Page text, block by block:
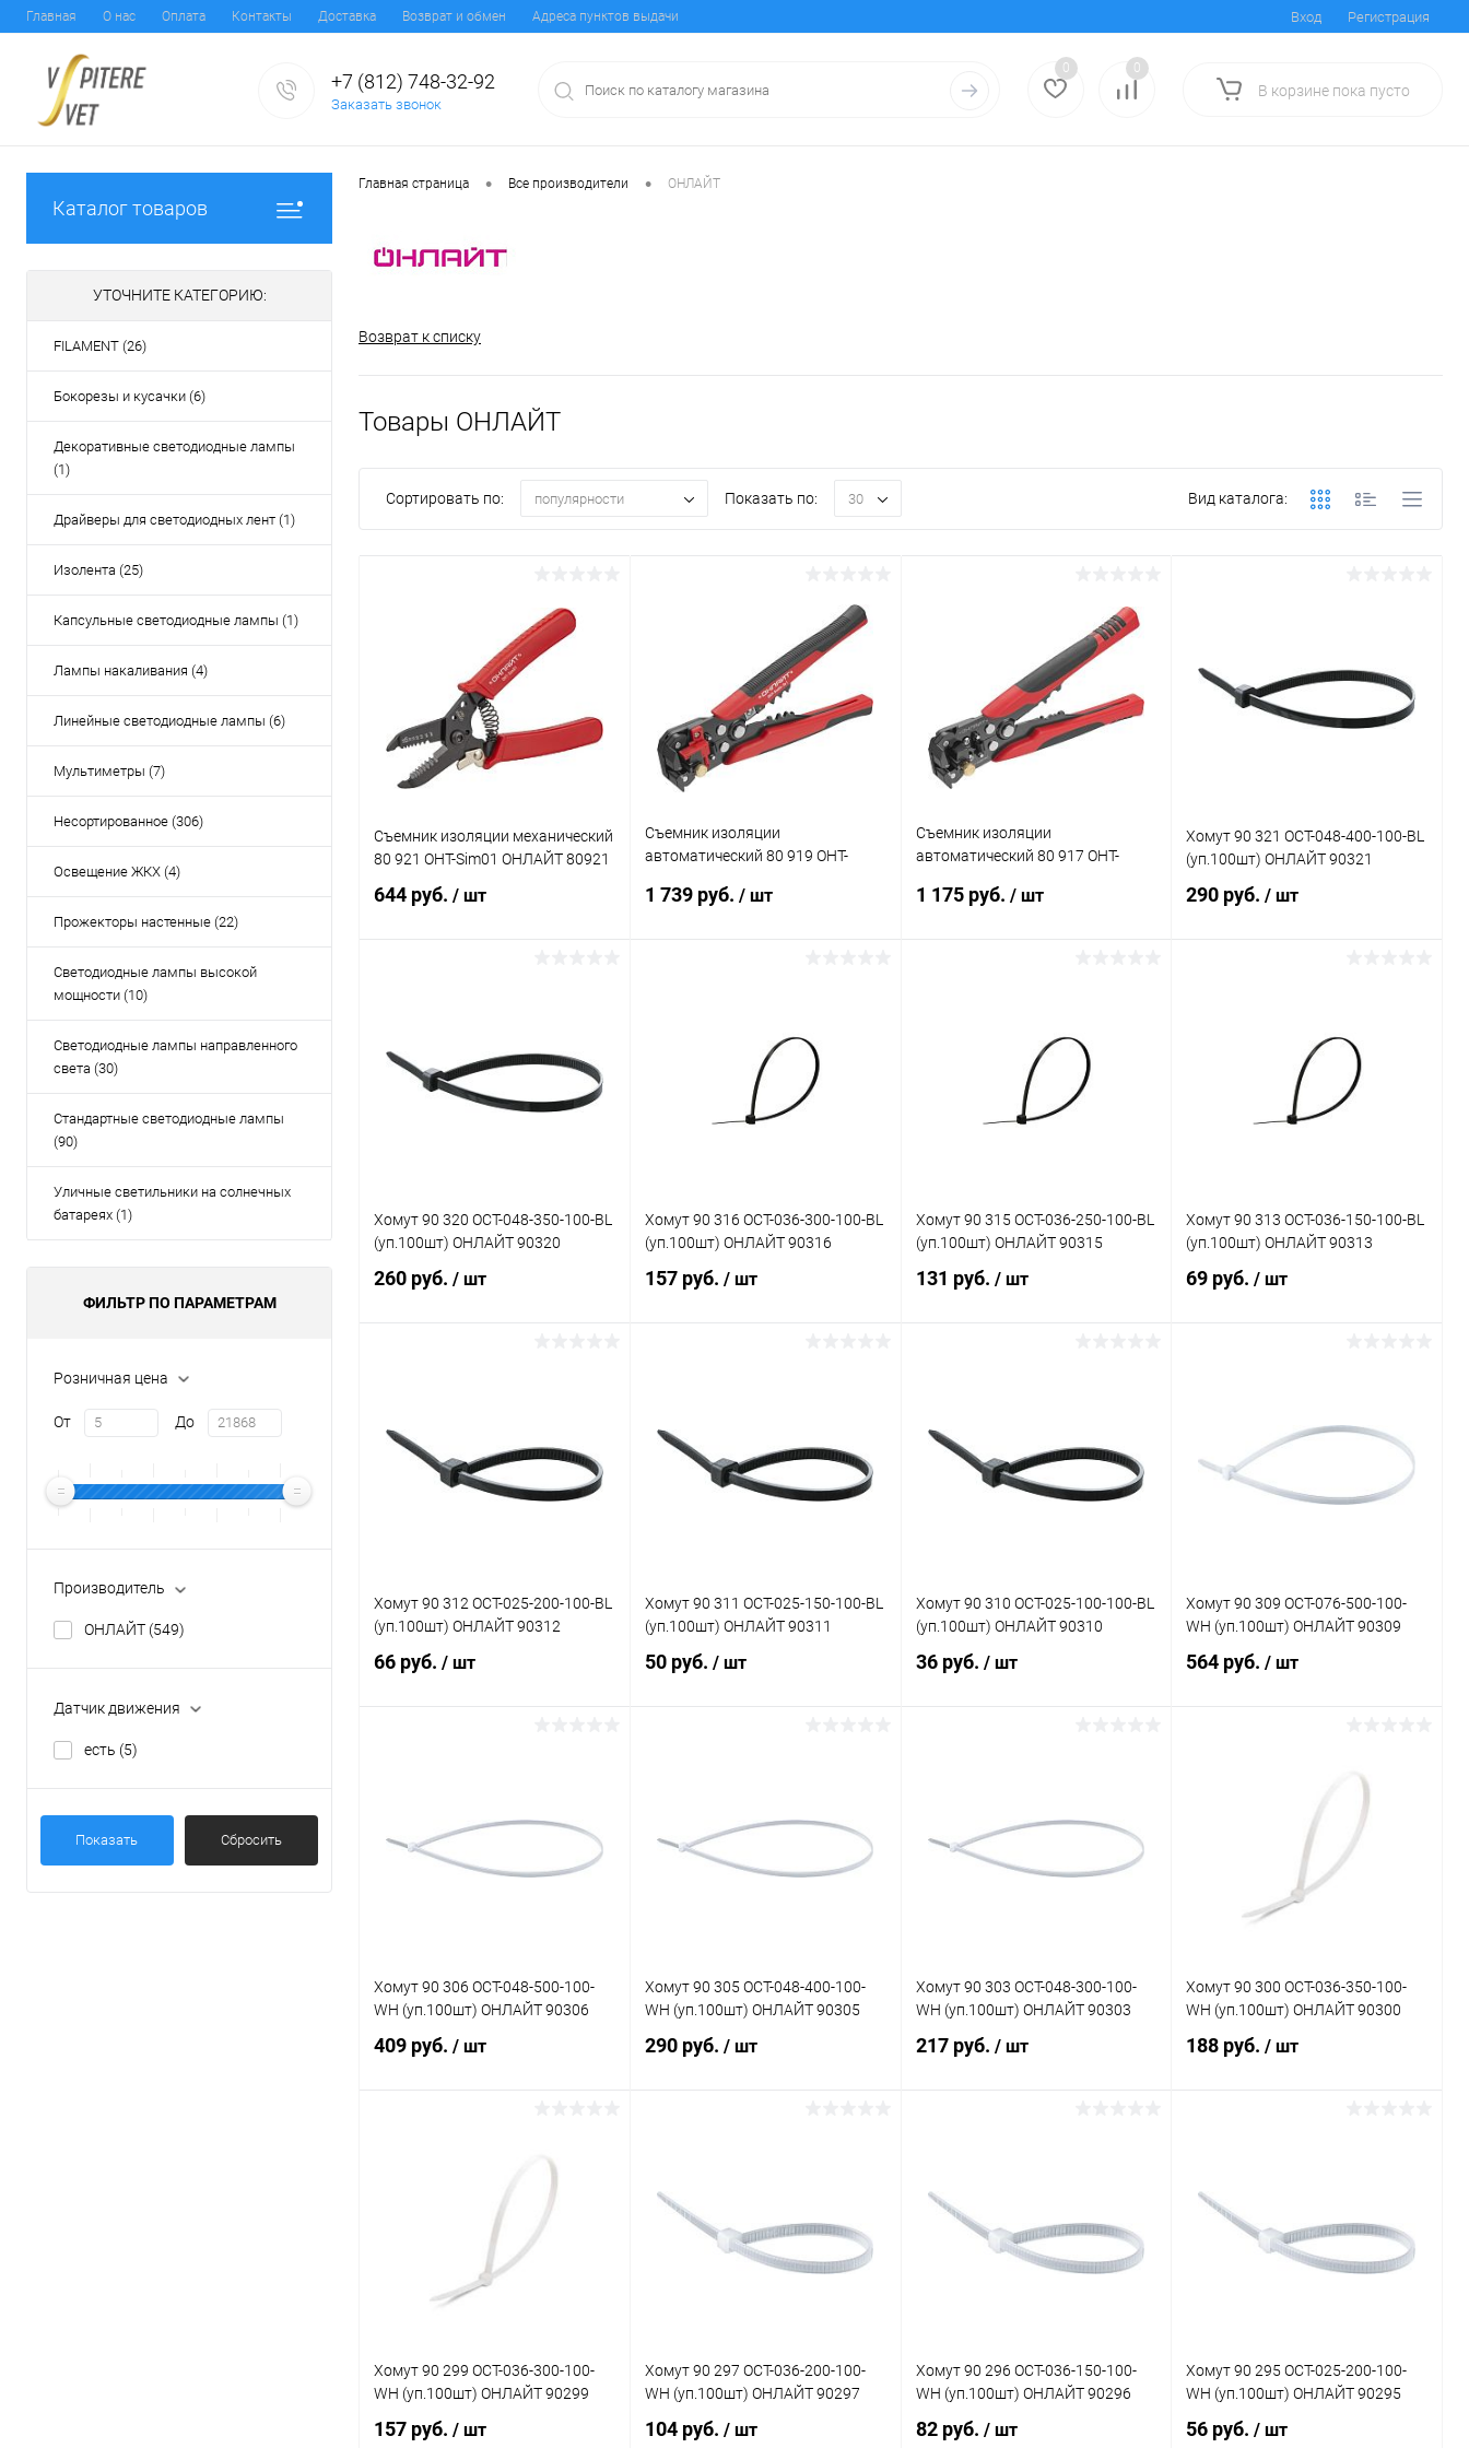
Главная О нас Оплата Контакты Доставка Возврат и обмен Адреса пунктов выдачи Вход Регистрация
+7 (812) 748-32-92
Заказать звонок
0 0
В корзине пока пусто
Каталог товаров
УТОЧНИТЕ КАТЕГОРИЮ:
FILAMENT (26)
Бокорезы и кусачки (6)
Декоративные светодиодные лампы
(1)
Драйверы для светодиодных лент (1)
Изолента (25)
Капсульные светодиодные лампы (1)
Лампы накаливания (4)
Линейные светодиодные лампы (6)
Мультиметры (7)
Несортированное (306)
Освещение ЖКХ (4)
Прожекторы настенные (22)
Светодиодные лампы высокой
мощности (10)
Светодиодные лампы направленного
света (30)
Стандартные светодиодные лампы
(90)
Уличные светильники на солнечных
батареях (1)
ФИЛЬТР ПО ПАРАМЕТРАМ
Розничная цена
От До
Производитель
ОНЛАЙТ (549)
Датчик движения
есть (5)
Показать Сбросить
Главная страница • Все производители • ОНЛАЙТ
Возврат к списку
Товары ОНЛАЙТ
Сортировать по: популярности Показать по: 30 Вид каталога:
Съемник изоляции механический
80 921 OHT-Sim01 ОНЛАЙТ 80921
644 руб. / шт
В избранное В наличии
Съемник изоляции
автоматический 80 919 OHT-
1 739 руб. / шт
Сравнение
В наличии
Съемник изоляции
автоматический 80 917 OHT-
1 175 руб. / шт
Сравнение
В наличии
Хомут 90 321 OCT-048-400-100-BL
(уп.100шт) ОНЛАЙТ 90321
290 руб./ шт
Сравнение
В наличии
Хомут 90 320 OCT-048-350-100-BL
(уп.100шт) ОНЛАЙТ 90320
260 руб. / шт
В избранное В наличии
Хомут 90 316 OCT-036-300-100-BL
(уп.100шт) ОНЛАЙТ 90316
157 руб. / шт
В избранное В наличии
Хомут 90 315 OCT-036-250-100-BL
(уп.100шт) ОНЛАЙТ 90315
131 руб. / шт
В избранное В наличии
Хомут 90 313 OCT-036-150-100-BL
(уп.100шт) ОНЛАЙТ 90313
69 руб./ шт
Купить в 1 клик Сравнение
В избранное В наличии
Хомут 90 312 OCT-025-200-100-BL
(уп.100шт) ОНЛАЙТ 90312
66 руб. / шт
В избранное В наличии
Хомут 90 311 OCT-025-150-100-BL
(уп.100шт) ОНЛАЙТ 90311
50 руб. / шт
В избранное В наличии
Хомут 90 310 OCT-025-100-100-BL
(уп.100шт) ОНЛАЙТ 90310
36 руб. / шт
В избранное В наличии
Хомут 90 309 OCT-076-500-100-
WH (уп.100шт) ОНЛАЙТ 90309
564 руб./ шт
Сравнение
В наличии
Хомут 90 306 OCT-048-500-100-
WH (уп.100шт) ОНЛАЙТ 90306
409 руб. / шт
Сравнение
В наличии
Хомут 90 305 OCT-048-400-100-
WH (уп.100шт) ОНЛАЙТ 90305
290 руб. / шт
Купить в 1 клик
В избранное В наличии
Хомут 90 303 OCT-048-300-100-
WH (уп.100шт) ОНЛАЙТ 90303
217 руб. / шт
Купить в 1 клик
В избранное В наличии
Хомут 90 300 OCT-036-350-100-
WH (уп.100шт) ОНЛАЙТ 90300
188 руб./ шт
В избранное В наличии
Хомут 90 299 OCT-036-300-100-
WH (уп.100шт) ОНЛАЙТ 90299
157 руб. / шт
Хомут 90 297 OCT-036-200-100-
WH (уп.100шт) ОНЛАЙТ 90297
104 руб. / шт
Хомут 90 296 OCT-036-150-100-
WH (уп.100шт) ОНЛАЙТ 90296
82 руб. / шт
Хомут 90 295 OCT-025-200-100-
WH (уп.100шт) ОНЛАЙТ 90295
56 руб./ шт